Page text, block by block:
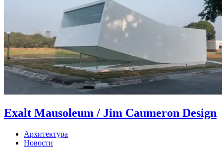
Exalt Mausoleum / Jim Caumeron Design
Архитектура
Новости